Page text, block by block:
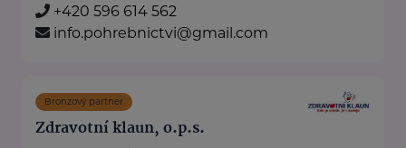
+420 596 614 562
info.pohrebnictvi@gmail.com
Bronzový partner
Zdravotní klaun, o.p.s.